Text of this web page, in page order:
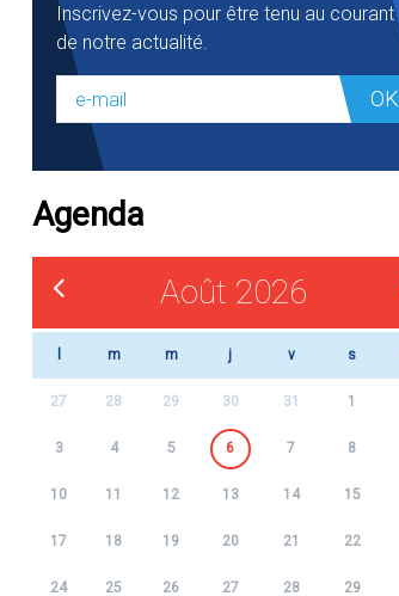
Inscrivez-vous pour être tenu au courant
de notre actualité.
OK
Agenda
Août 2026
m m j v s
27 28 29 30 31 1
3 4 5 6 7 8
10 11 12 13 14 15
17 18 19 20 21 22
24 25 26 27 28 29